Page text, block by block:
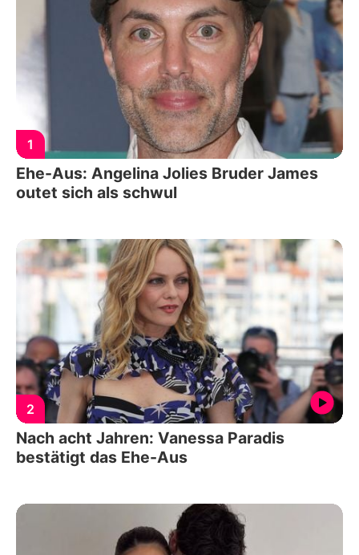
1
Ehe-Aus: Angelina Jolies Bruder James
outet sich als schwul
2
Nach acht Jahren: Vanessa Paradis
bestätigt das Ehe-Aus